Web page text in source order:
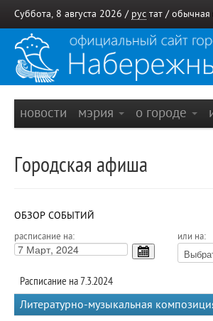
Суббота, 8 августа 2026 / рус тат / обычная
новости мэрия о городе
Городская афиша
ОБЗОР СОБЫТИЙ
расписание на: или на:
Расписание на 7.3.2024
Литературно-музыкальная